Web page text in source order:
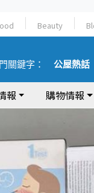
Beauty
關鍵字： 公屋熱話
報 購物情報